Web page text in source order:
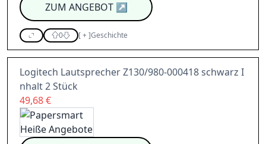
ZUM ANGEBOT↗
0 [+]Geschichte
Logitech Lautsprecher Z130/980-000418 schwarz I
nhalt 2 Stück
49,68 €